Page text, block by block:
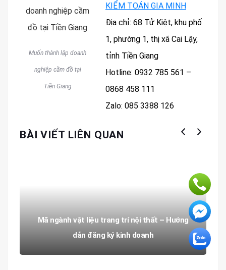
Muốn thành lập doanh
nghiệp cầm đồ tại
Tiền Giang
KIỂM TOÁN GIA MINH
Địa chỉ: 68 Tử Kiệt, khu phố
1, phường 1, thị xã Cai Lậy,
tỉnh Tiền Giang
Hotline: 0932 785 561 –
0868 458 111
Zalo: 085 3388 126
BÀI VIẾT LIÊN QUAN
Mã ngành vật liệu trang trí nội thất – Hướng
dẫn đăng ký kinh doanh